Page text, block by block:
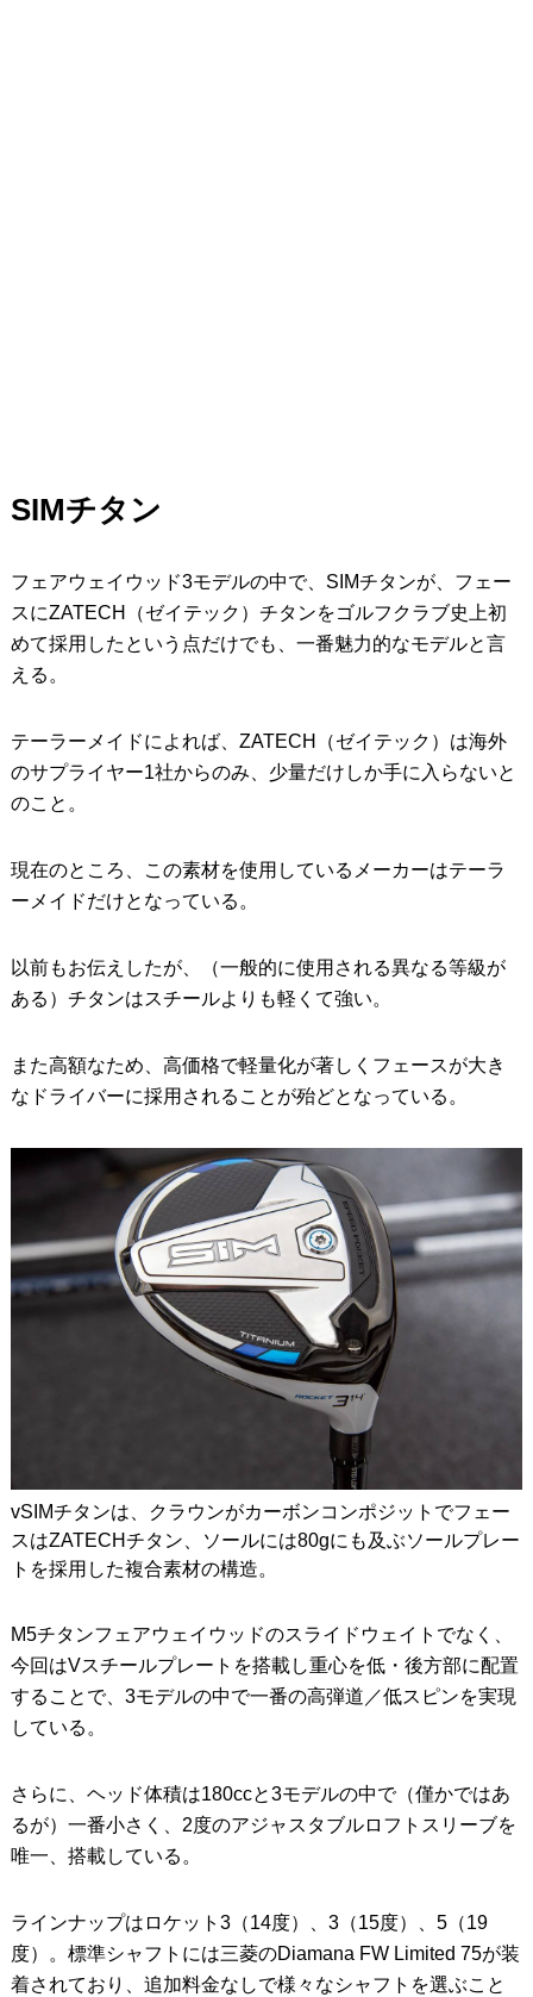
SIMチタン
フェアウェイウッド3モデルの中で、SIMチタンが、フェー
スにZATECH（ゼイテック）チタンをゴルフクラブ史上初
めて採用したという点だけでも、一番魅力的なモデルと言
える。
テーラーメイドによれば、ZATECH（ゼイテック）は海外
のサプライヤー1社からのみ、少量だけしか手に入らないと
のこと。
現在のところ、この素材を使用しているメーカーはテーラ
ーメイドだけとなっている。
以前もお伝えしたが、（一般的に使用される異なる等級が
ある）チタンはスチールよりも軽くて強い。
また高額なため、高価格で軽量化が著しくフェースが大き
なドライバーに採用されることが殆どとなっている。
vSIMチタンは、クラウンがカーボンコンポジットでフェー
スはZATECHチタン、ソールには80gにも及ぶソールプレー
トを採用した複合素材の構造。
M5チタンフェアウェイウッドのスライドウェイトでなく、
今回はVスチールプレートを搭載し重心を低・後方部に配置
することで、3モデルの中で一番の高弾道／低スピンを実現
している。
さらに、ヘッド体積は180ccと3モデルの中で（僅かではあ
るが）一番小さく、2度のアジャスタブルロフトスリーブを
唯一、搭載している。
ラインナップはロケット3（14度）、3（15度）、5（19
度）。標準シャフトには三菱のDiamana FW Limited 75が装
着されており、追加料金なしで様々なシャフトを選ぶこと